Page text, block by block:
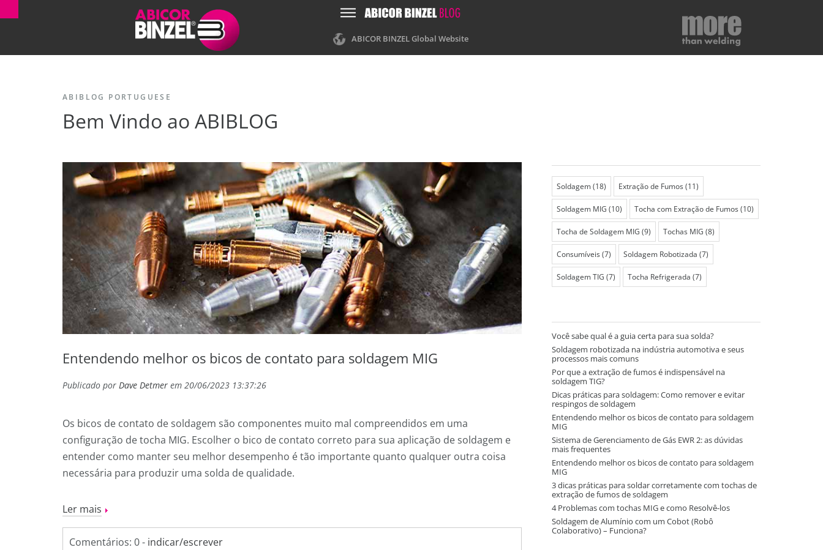
ABICOR BINZEL Global Website
ABIBLOG PORTUGUESE
Bem Vindo ao ABIBLOG
Entendendo melhor os bicos de contato para soldagem MIG
Publicado por Dave Detmer em 20/06/2023 13:37:26
Os bicos de contato de soldagem são componentes muito mal compreendidos em uma
configuração de tocha MIG. Escolher o bico de contato correto para sua aplicação de soldagem e
entender como manter seu melhor desempenho é tão importante quanto qualquer outra coisa
necessária para produzir uma solda de qualidade.
Ler mais
Comentários: 0 - indicar/escrever
Soldagem(18) Extração de Fumos(11)
Soldagem MIG(10) Tocha com Extração de Fumos(10)
Tocha de Soldagem MIG(9) Tochas MIG(8)
Consumíveis(7) Soldagem Robotizada(7)
Soldagem TIG(7) Tocha Refrigerada(7)
Você sabe qual é a guia certa para sua solda?
Soldagem robotizada na indústria automotiva e seus
processos mais comuns
Por que a extração de fumos é indispensável na
soldagem TIG?
Dicas práticas para soldagem: Como remover e evitar
respingos de soldagem
Entendendo melhor os bicos de contato para soldagem
MIG
Sistema de Gerenciamento de Gás EWR 2: as dúvidas
mais frequentes
Entendendo melhor os bicos de contato para soldagem
MIG
3 dicas práticas para soldar corretamente com tochas de
extração de fumos de soldagem
4 Problemas com tochas MIG e como Resolvê-los
Soldagem de Alumínio com um Cobot (Robô
Colaborativo) – Funciona?